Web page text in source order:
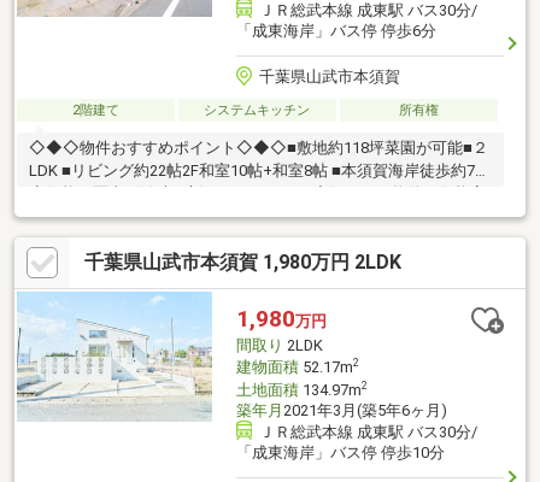
ＪＲ総武本線 成東駅 バス30分/
「成東海岸」バス停 停歩6分
千葉県山武市本須賀
2階建て システムキッチン 所有権
◇◆◇物件おすすめポイント◇◆◇■敷地約118坪菜園が可能■２
LDK ■リビング約22帖2F和室10帖+和室8帖 ■本須賀海岸徒歩約7分
更や、物件の状況もいち早くわかって便利な『お気に入り追加』
をぜひご利用ください♪
千葉県山武市本須賀 1,980万円 2LDK
1,980万円
間取り 2LDK
建物面積52.17m2
土地面積134.97m2
築年月 2021年3月(築5年6ヶ月)
ＪＲ総武本線 成東駅 バス30分/
「成東海岸」バス停 停歩10分